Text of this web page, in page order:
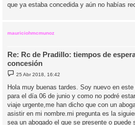
e
que ya estaba concedida y aún no habías
mauriciohmcmunoz
Re: Rc de Pradillo: tiempos de
concesión
M
e
n
s
a
e
25 Abr 2018, 16:42
Hola muy buenas tardes. Soy nuevo en
para el día 06 de junio y como no podré
viaje urgente,me han dicho que con un
asistir en mi nombre.mi pregunta es la
sea un abogado el que se presente o puede